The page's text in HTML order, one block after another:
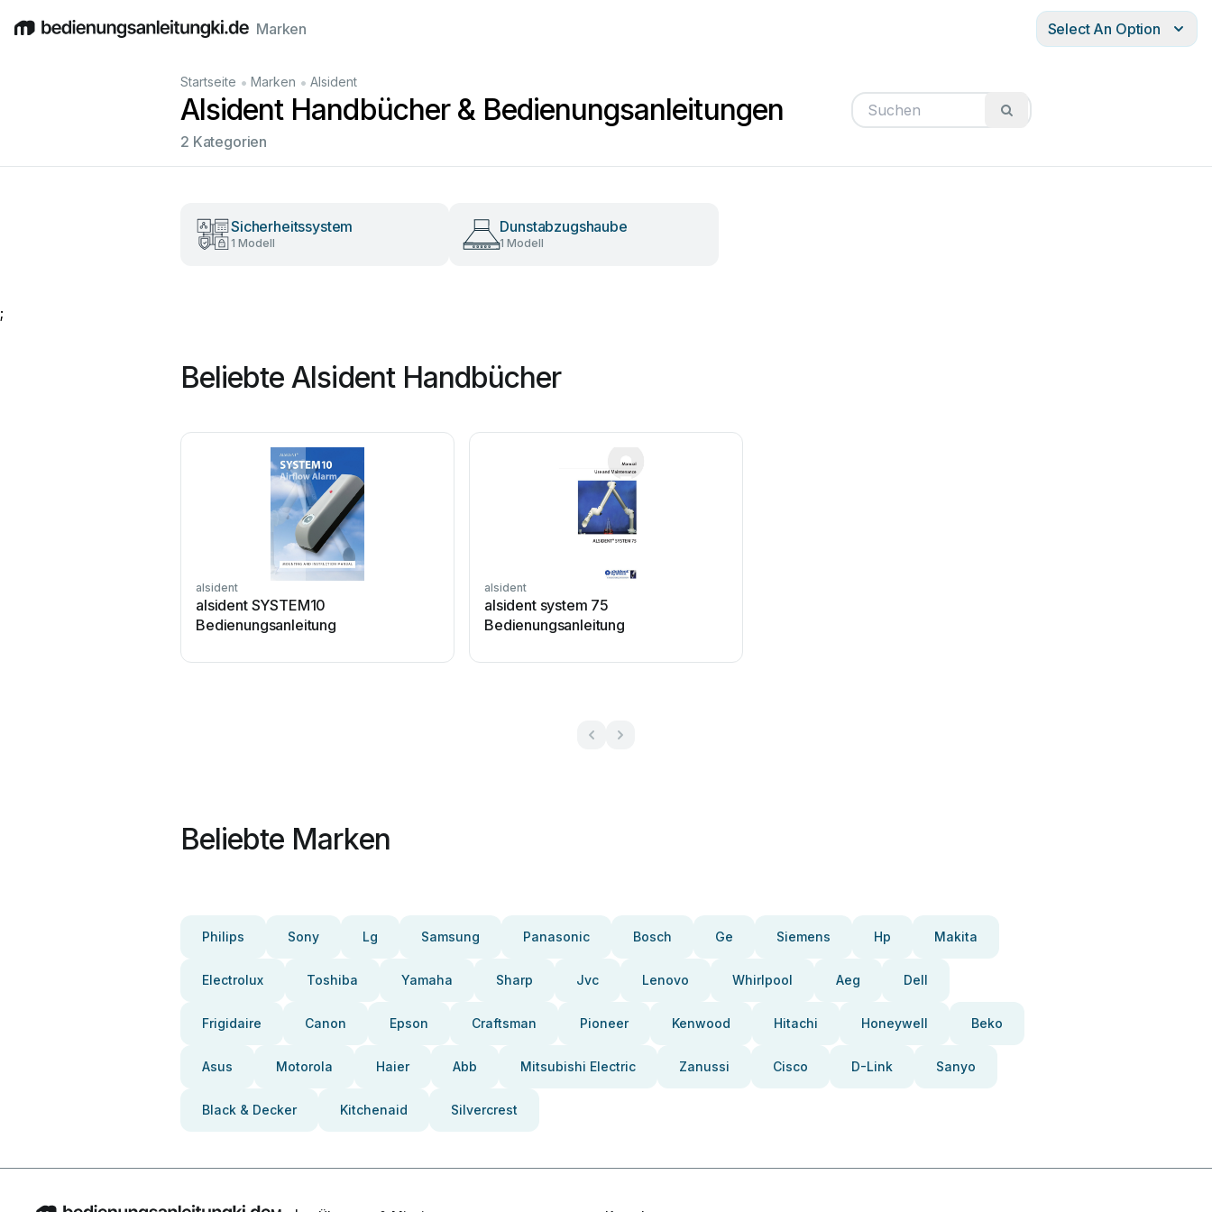
EnglishDeutschEspañolItalianoFrançais
Marken Select An Option
Startseite • Marken • Alsident
Alsident Handbücher & Bedienungsanleitungen
2 Kategorien
Sicherheitssystem
1 Modell
Dunstabzugshaube
1 Modell
;
Beliebte Alsident Handbücher
alsident
alsident SYSTEM10
Bedienungsanleitung
alsident
alsident system 75
Bedienungsanleitung
Beliebte Marken
Philips Sony Lg Samsung Panasonic Bosch Ge Siemens Hp Makita
Electrolux Toshiba Yamaha Sharp Jvc Lenovo Whirlpool Aeg Dell
Frigidaire Canon Epson Craftsman Pioneer Kenwood Hitachi Honeywell Beko
Asus Motorola Haier Abb Mitsubishi Electric Zanussi Cisco D-Link Sanyo
Black & Decker Kitchenaid Silvercrest